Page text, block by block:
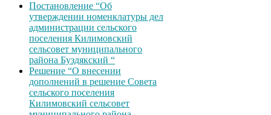
Постановление “Об
утверждении номенклатуры дел
администрации сельского
поселения Килимовский
сельсовет муниципального
района Буздякский “
Решение “О внесении
дополнений в решение Совета
сельского поселения
Килимовский сельсовет